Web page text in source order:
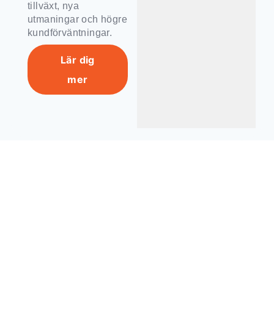
tillväxt, nya
utmaningar och högre
kundförväntningar.
Lär dig
mer